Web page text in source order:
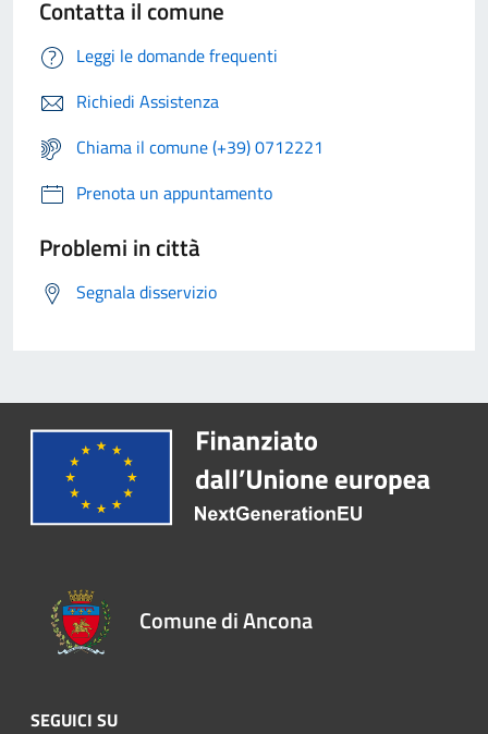
Contatta il comune
Leggi le domande frequenti
Richiedi Assistenza
Chiama il comune (+39) 0712221
Prenota un appuntamento
Problemi in città
Segnala disservizio
Comune di Ancona
SEGUICI SU